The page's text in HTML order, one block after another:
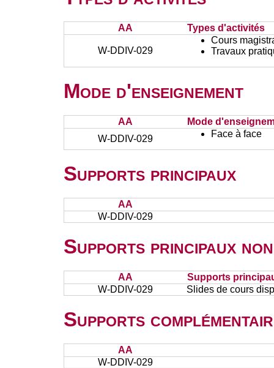
AA Types d'activités
W-DDIV-029
Cours
Travaux
Mode d'enseignement
AA
Mode
W-DDIV-029
Face à face
Supports principaux
AA
W-DDIV-029
Supports principaux
AA
Supports
W-DDIV-029
Slides de cours
Supports
AA
W-DDIV-029